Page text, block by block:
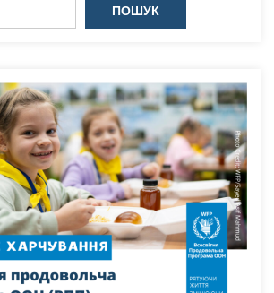
ПОШУК